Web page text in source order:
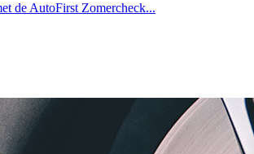
de AutoFirst Zomercheck...